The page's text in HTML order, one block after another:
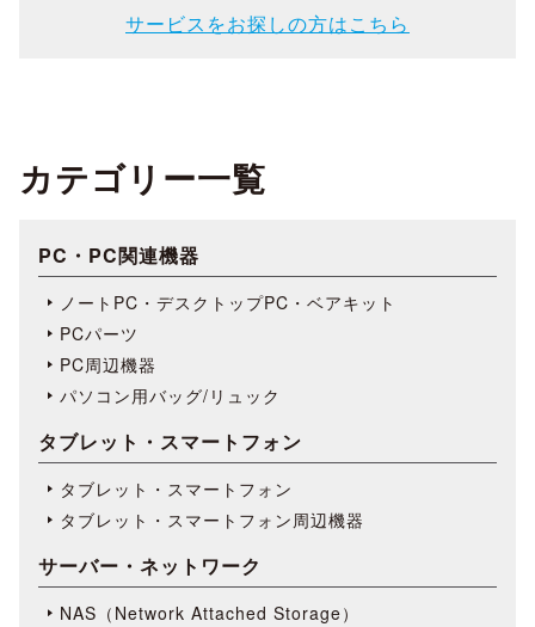
サービスをお探しの方はこちら
カテゴリー一覧
PC・PC関連機器
ノートPC・デスクトップPC・ベアキット
PCパーツ
PC周辺機器
パソコン用バッグ/リュック
タブレット・スマートフォン
タブレット・スマートフォン
タブレット・スマートフォン周辺機器
サーバー・ネットワーク
NAS（Network Attached Storage）